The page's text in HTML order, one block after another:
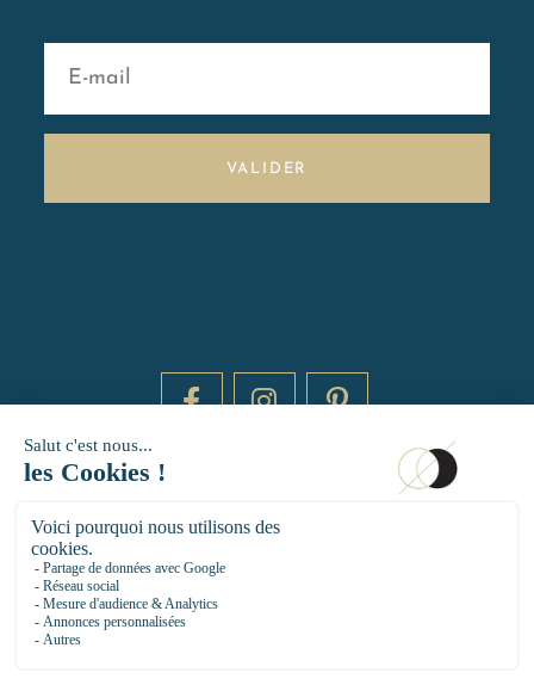
VALIDER
14 RUE DE BRETAGNE - 75003 PARIS